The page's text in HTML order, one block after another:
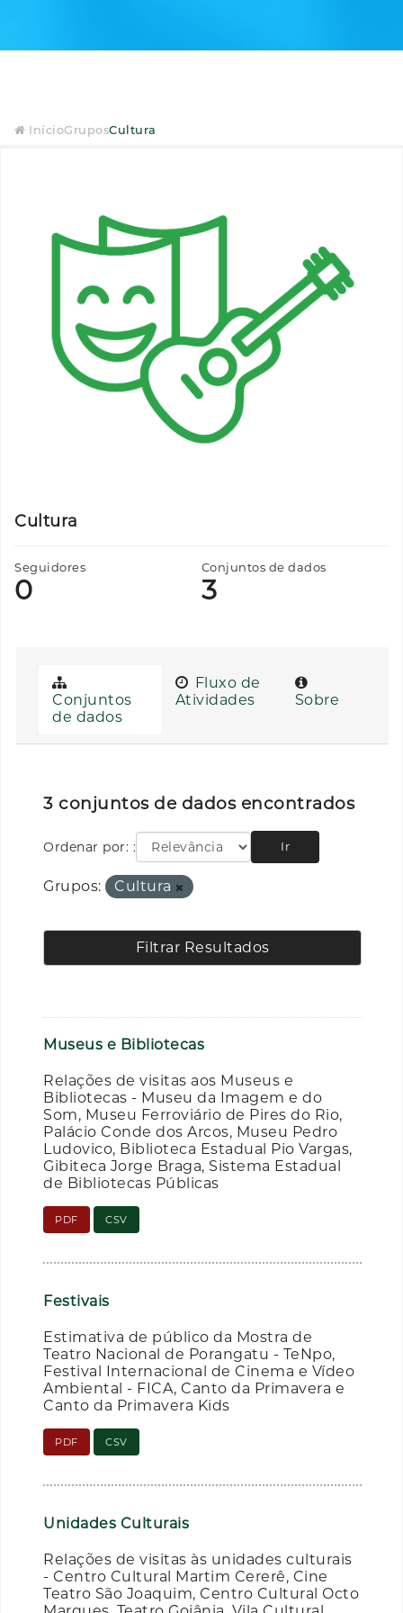
InícioGruposCultura
Cultura
Seguidores
0
Conjuntos de dados
3
Conjuntos
de dados
Fluxo de
Atividades
Sobre
3 conjuntos de dados encontrados
Ordenar por: Ir
Grupos: Cultura
Filtrar Resultados
Museus e Bibliotecas
Relações de visitas aos Museus e
Bibliotecas - Museu da Imagem e do
Som, Museu Ferroviário de Pires do Rio,
Palácio Conde dos Arcos, Museu Pedro
Ludovico, Biblioteca Estadual Pio Vargas,
Gibiteca Jorge Braga, Sistema Estadual
de Bibliotecas Públicas
PDF CSV
Festivais
Estimativa de público da Mostra de
Teatro Nacional de Porangatu - TeNpo,
Festival Internacional de Cinema e Vídeo
Ambiental - FICA, Canto da Primavera e
Canto da Primavera Kids
PDF CSV
Unidades Culturais
Relações de visitas às unidades culturais
- Centro Cultural Martim Cererê, Cine
Teatro São Joaquim, Centro Cultural Octo